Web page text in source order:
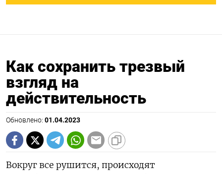
Как сохранить трезвый
взгляд на
действительность
Обновлено: 01.04.2023
Вокруг все рушится, происходят